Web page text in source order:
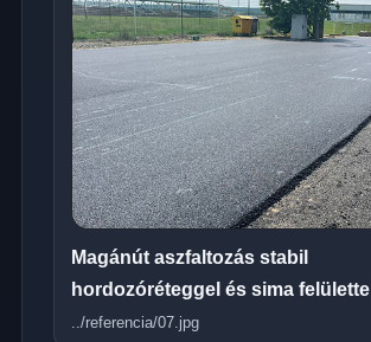
Magánút aszfaltozás stabil
hordozóréteggel és sima felülettel
../referencia/07.jpg